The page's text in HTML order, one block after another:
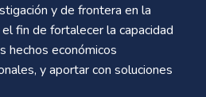
y de frontera en la
fin de fortalecer la capacidad
hechos económicos
y aportar con soluciones